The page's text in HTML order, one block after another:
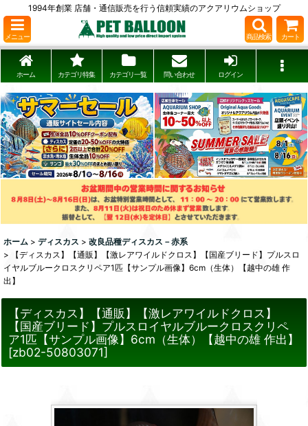
1994年創業 店舗・通信販売を行う信頼実績のアクアリウムショップ
メニュー 商品検索 カート
ホーム カテゴリ特集 カテゴリ一覧 問い合わせ ログイン
ホーム > ディスカス > 改良品種ディスカス－赤系
>
【ディスカス】【通販】【激レアワイルドクロス】【国産ブリード】プルスロ
イヤルブルークロスクリペア1匹【サンプル画像】6cm（生体）【越中の雄 作
出】
【ディスカス】【通販】【激レアワイルドクロス】
【国産ブリード】プルスロイヤルブルークロスクリペ
ア1匹【サンプル画像】6cm（生体）【越中の雄 作出】
[zb02-50803071]